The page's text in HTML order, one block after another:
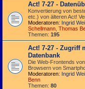
Act! 7-27 -
Konvertierung von
etc.) von älteren Act!
Moderatoren: Ingrid
Schellmann Thomas
Themen: 195
Act! 7-27 - Zugriff
Datenbank
Die Web-Frontends
Browsern von
Moderatoren: Ingrid
Benn
Themen: 80